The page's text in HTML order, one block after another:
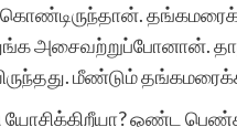
அசைவற்றுப்போனான்.
மீண்டும்
ஒண்ட